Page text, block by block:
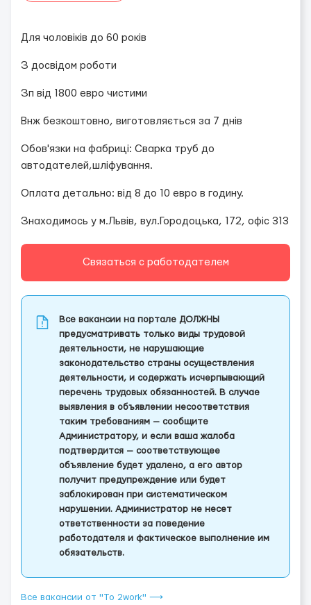
Для чоловіків до 60 років
З досвідом роботи
Зп від 1800 евро чистими
Внж безкоштовно, виготовляється за 7 днів
Обов'язки на фабриці: Сварка труб до
автодателей,шліфування.
Оплата детально: від 8 до 10 евро в годину.
Знаходимось у м.Львів, вул.Городоцька, 172, офіс 313
Связаться с работодателем
Все вакансии на портале ДОЛЖНЫ
предусматривать только виды трудовой
деятельности, не нарушающие
законодательство страны осуществления
деятельности, и содержать исчерпывающий
перечень трудовых обязанностей. В случае
выявления в объявлении несоответствия
таким требованиям — сообщите
Администратору, и если ваша жалоба
подтвердится — соответствующее
объявление будет удалено, а его автор
получит предупреждение или будет
заблокирован при систематическом
нарушении. Администратор не несет
ответственности за поведение
работодателя и фактическое выполнение им
обязательств.
Все вакансии от "To 2work" ⟶